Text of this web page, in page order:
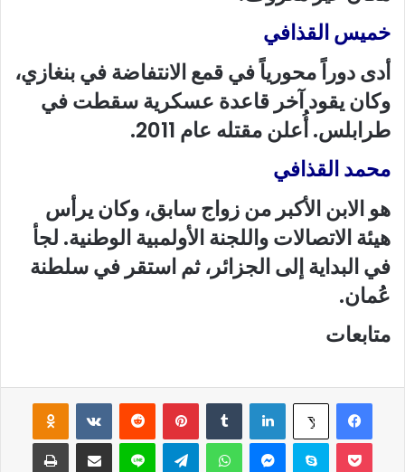
خميس القذافي
أدى دوراً محورياً في قمع الانتفاضة في بنغازي،
وكان يقود آخر قاعدة عسكرية سقطت في
طرابلس. أُعلن مقتله عام 2011.
محمد القذافي
هو الابن الأكبر من زواج سابق، وكان يرأس
هيئة الاتصالات واللجنة الأولمبية الوطنية. لجأ
في البداية إلى الجزائر، ثم استقر في سلطنة
عُمان.
متابعات
فيسبوك ‫X لينكدإن بينتيريست
سكايب واتساب لاين